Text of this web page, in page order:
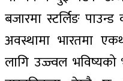
बजारमा स्टर्लिङ
अवस्थामा भारतमा
लागि उज्ज्वल